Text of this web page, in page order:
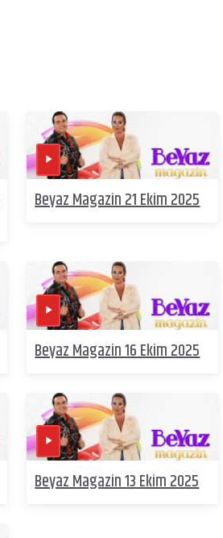
Beyaz Magazin 21 Ekim 2025
Beyaz Magazin 16 Ekim 2025
Beyaz Magazin 13 Ekim 2025